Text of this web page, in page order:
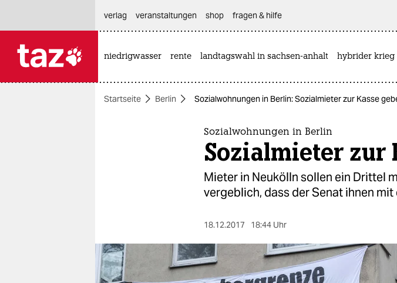
themen
berlin
verlag
veranstaltungen shop fragen & hilfe
niedrigwasser rente landtagswahl in sachsen-anhalt hybrider krieg
Startseite Berlin Sozialwohnungen in Berlin: Sozialmieter zur Kasse
Sozialwohnungen in Berlin
Sozialmieter zur
Mieter in Neukölln sollen ein Drittel
vergeblich, dass der Senat ihnen
18.12.2017 18:44 Uhr